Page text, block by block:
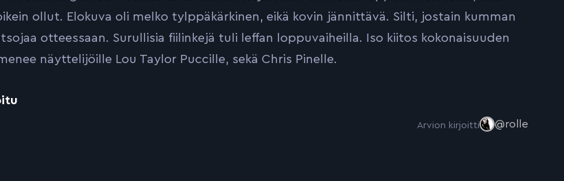
ollut. Elokuva oli melko tylppäkärkinen, eikä kovin jännittävä. Silti, jostain kumman
otteessaan. Surullisia fiilinkejä tuli leffan loppuvaiheilla. Iso kiitos kokonaisuuden
näyttelijöille Lou Taylor Puccille, sekä Chris Pinelle.
Arvion kirjoitti @rolle